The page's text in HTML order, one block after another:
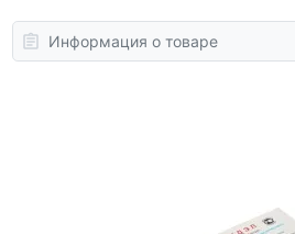
Информация о товаре